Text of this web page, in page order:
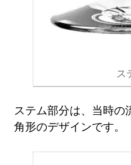
ス
ステム部分は、当時の
角形のデザインです。